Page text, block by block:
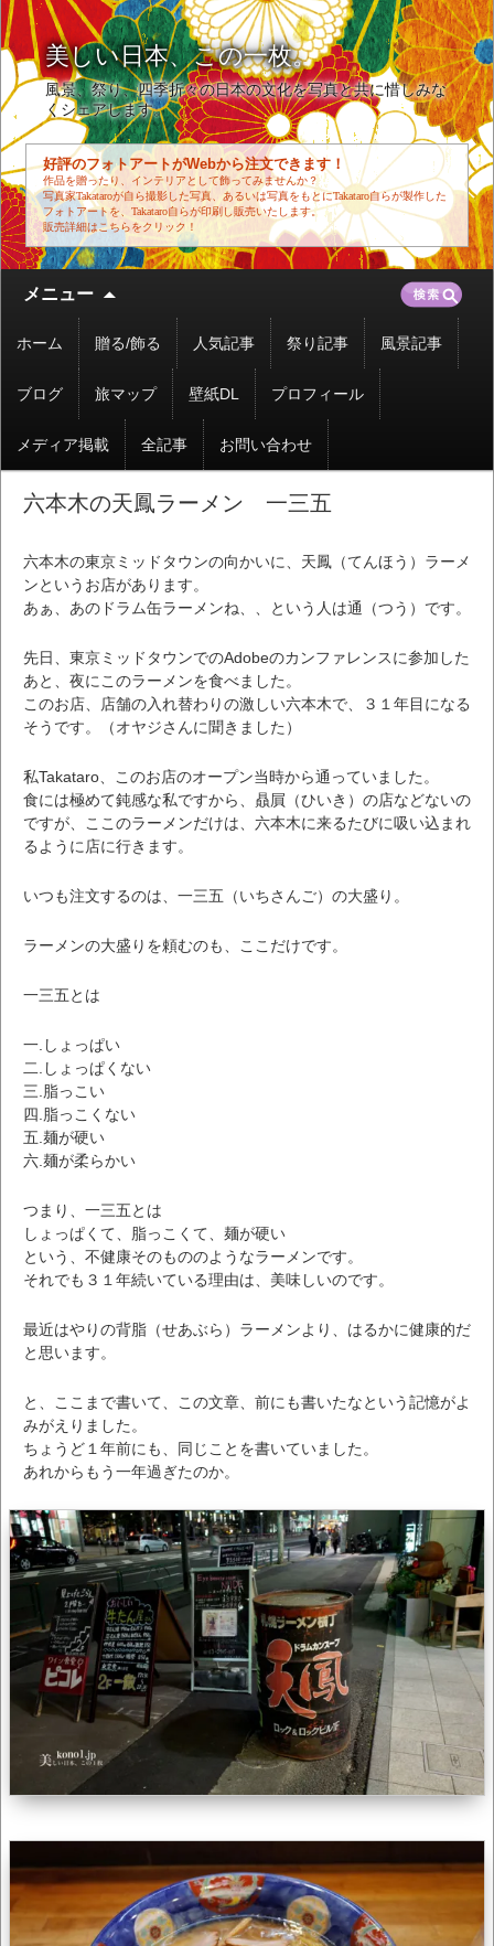
美しい日本、この一枚。
風景、祭り、四季折々の日本の文化を写真と共に惜しみな
くシェアします。
好評のフォトアートがWebから注文できます！
作品を贈ったり、インテリアとして飾ってみませんか？
写真家Takataroが自ら撮影した写真、あるいは写真をもとにTakataro自らが製作した
フォトアートを、Takataro自らが印刷し販売いたします。
販売詳細はこちらをクリック！
メニュー
テ
ツ
移
動
ホーム 贈る/飾る 人気記事 祭り記事 風景記事
ブログ 旅マップ 壁紙DL プロフィール
メディア掲載 全記事 お問い合わせ
検
索:
六本木の天鳳ラーメン 一三五
六本木の東京ミッドタウンの向かいに、天鳳（てんほう）ラーメ
ンというお店があります。
あぁ、あのドラム缶ラーメンね、、という人は通（つう）です。
先日、東京ミッドタウンでのAdobeのカンファレンスに参加した
あと、夜にこのラーメンを食べました。
このお店、店舗の入れ替わりの激しい六本木で、３１年目になる
そうです。（オヤジさんに聞きました）
私Takataro、このお店のオープン当時から通っていました。
食には極めて鈍感な私ですから、贔屓（ひいき）の店などないの
ですが、ここのラーメンだけは、六本木に来るたびに吸い込まれ
るように店に行きます。
いつも注文するのは、一三五（いちさんご）の大盛り。
ラーメンの大盛りを頼むのも、ここだけです。
一三五とは
一.しょっぱい
二.しょっぱくない
三.脂っこい
四.脂っこくない
五.麺が硬い
六.麺が柔らかい
つまり、一三五とは
しょっぱくて、脂っこくて、麺が硬い
という、不健康そのもののようなラーメンです。
それでも３１年続いている理由は、美味しいのです。
最近はやりの背脂（せあぶら）ラーメンより、はるかに健康的だ
と思います。
と、ここまで書いて、この文章、前にも書いたなという記憶がよ
みがえりました。
ちょうど１年前にも、同じことを書いていました。
あれからもう一年過ぎたのか。